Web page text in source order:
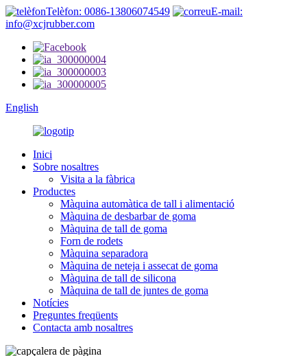
Telèfon: 0086-13806074549
E-mail:
info@xcjrubber.com
English
Inici
Sobre nosaltres
Visita a la fàbrica
Productes
Màquina automàtica de tall i alimentació
Màquina de desbarbar de goma
Màquina de tall de goma
Forn de rodets
Màquina separadora
Màquina de neteja i assecat de goma
Màquina de tall de silicona
Màquina de tall de juntes de goma
Notícies
Preguntes freqüents
Contacta amb nosaltres